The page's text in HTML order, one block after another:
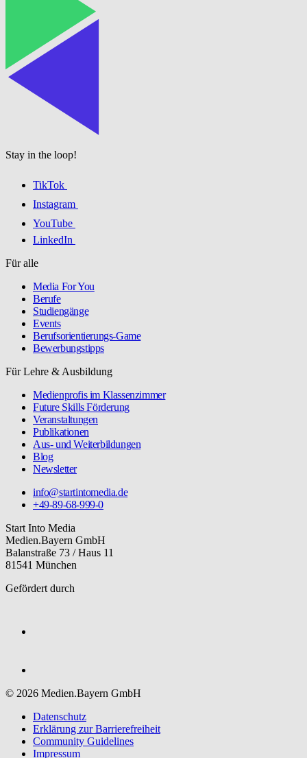
Stay in the loop!
TikTok
Instagram
YouTube
LinkedIn
Für alle
Media For You
Berufe
Studiengänge
Events
Berufsorientierungs-Game
Bewerbungstipps
Für Lehre & Ausbildung
Medienprofis im Klassenzimmer
Future Skills Förderung
Veranstaltungen
Publikationen
Aus- und Weiterbildungen
Blog
Newsletter
info@startintomedia.de
+49-89-68-999-0
Start Into Media
Medien.Bayern GmbH
Balanstraße 73 / Haus 11
81541 München
Gefördert durch
© 2026 Medien.Bayern GmbH
Datenschutz
Erklärung zur Barriere­freiheit
Community Guidelines
Impressum